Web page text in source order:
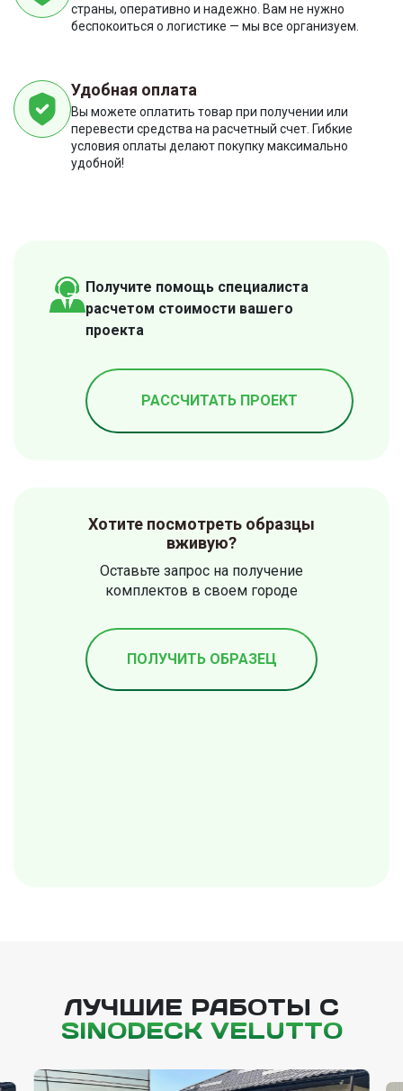
страны, оперативно и надежно. Вам не нужно
беспокоиться о логистике — мы все организуем.
Удобная оплата
Вы можете оплатить товар при получении или
перевести средства на расчетный счет. Гибкие
условия оплаты делают покупку максимально
удобной!
Получите помощь специалиста
расчетом стоимости вашего
проекта
РАССЧИТАТЬ ПРОЕКТ
Хотите посмотреть образцы
вживую?
Оставьте запрос на получение
комплектов в своем городе
ПОЛУЧИТЬ ОБРАЗЕЦ
ЛУЧШИЕ РАБОТЫ С
SINODECK VELUTTO